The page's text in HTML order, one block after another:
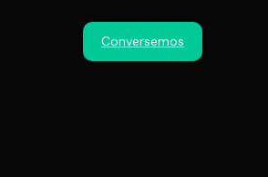
Conversemos